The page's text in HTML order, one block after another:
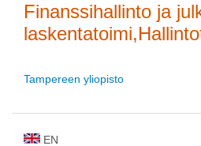
Finanssihallinto ja
Tampereen yliopisto
EN